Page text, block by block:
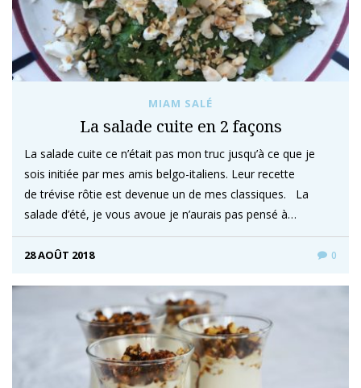
MIAM SALÉ
La salade cuite en 2 façons
La salade cuite ce n’était pas mon truc jusqu’à ce que je
sois initiée par mes amis belgo-italiens. Leur recette
de trévise rôtie est devenue un de mes classiques. La
salade d’été, je vous avoue je n’aurais pas pensé à…
28 AOÛT 2018 0